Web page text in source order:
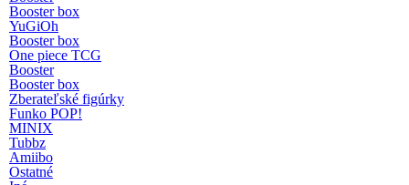
Booster box
YuGiOh
Booster box
One piece TCG
Booster
Booster box
Zberateľské figúrky
Funko POP!
MINIX
Tubbz
Amiibo
Ostatné